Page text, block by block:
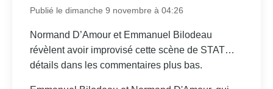
Publié le dimanche 9 novembre à 04:26
Normand D’Amour et Emmanuel Bilodeau
révèlent avoir improvisé cette scène de STAT…
détails dans les commentaires plus bas.